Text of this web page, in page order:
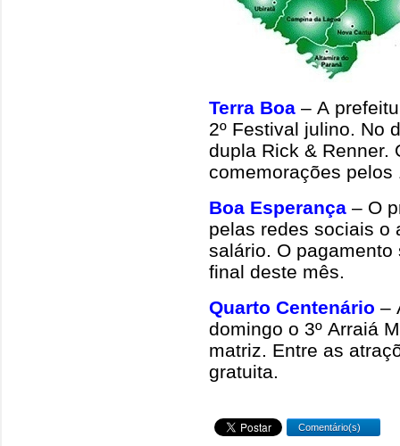
Terra Boa – A
2º Festival julino. No
dupla Rick & Renner.
comemorações
Boa Esperança – O
pelas redes sociais o
salário. O
final deste mês.
Quarto Centenário –
domingo o 3º Arraiá
matriz. Entre as
gratuita.
Comentário(s)